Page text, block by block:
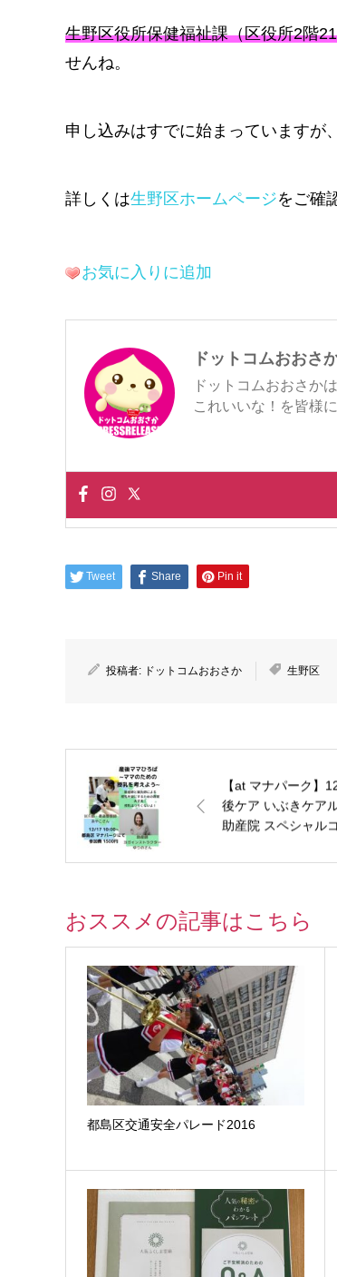
生野区役所保健福祉課（区役所2階
せんね。
申し込みはすでに始まっていますが
詳しくは生野区ホームページをご確
お気に入りに追加
ドットコムおおさ
ドットコムおおさか
これいいな！を皆様
Tweet Share Pin it
投稿者: ドットコムおおさか 生野区
【at マナパーク
後ケア いぶきケア
助産院 スペシャル
乳を考えよう~
おススメの記事はこちら
都島区交通安全パレード2016